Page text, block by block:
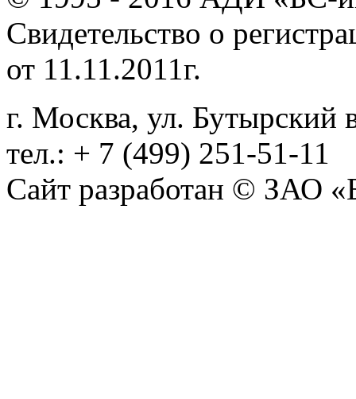
Свидетельство о
от 11.11.2011г.
г. Москва, ул. Бутырский
тел.: + 7 (499) 251-51-11
Сайт разработан © ЗАО